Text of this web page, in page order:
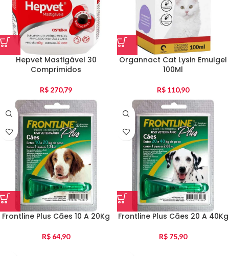
Hepvet Mastigável 30
Comprimidos
R$ 270,79
Organnact Cat Lysin Emulgel
100Ml
R$ 110,90
Frontline Plus Cães 10 A 20Kg
R$ 64,90
Frontline Plus Cães 20 A 40Kg
R$ 75,90